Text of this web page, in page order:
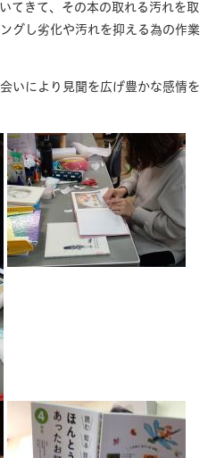
てきて、その本の取れる汚れを取
グし劣化や汚れを抑える為の作業
いにより見聞を広げ豊かな感情を